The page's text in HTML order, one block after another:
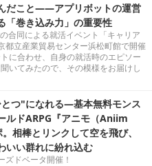
だこと――アプリボットの運営
「巻き込み力」の重要性
合同による就活イベント「キャリア
都立産業貿易センター浜松町館で開催
に合わせ、自身の就活時のエピソー
いてみたので、その模様をお届けし
つ"になれる―基本無料モンス
ルドARPG『アニモ（Aniim
相棒とリンクして空を飛び、
いい群れに紛れ込む
ズドベータ開催！